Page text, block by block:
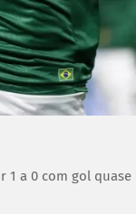
1 a 0 com gol